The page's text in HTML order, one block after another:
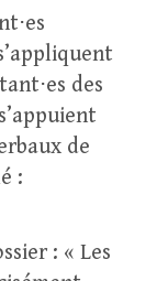
des
de
:
: « Les